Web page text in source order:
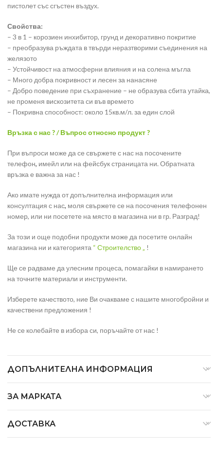
пистолет със сгъстен въздух.
Свойства:
– 3 в 1 – корозиен инхибитор, грунд и декоративно покритие
– преобразува ръждата в твърди неразтворими съединения на
желязото
– Устойчивост на атмосферни влияния и на солена мъгла
– Много добра покривност и лесен за нанасяне
– Добро поведение при съхранение – не образува сбита утайка,
не променя вискозитета си във времето
– Покривна способност: около 15кв.м/л. за един слой
Връзка с нас ? / Въпрос относно продукт ?
При въпроси може да се свържете с нас на посочените
телефон, имейл или на фейсбук страницата ни. Обратната
връзка е важна за нас !
Ако имате нужда от допълнителна информация или
консултация с нас, моля свържете се на посочения телефонен
номер, или ни посетете на място в магазина ни в гр. Разград!
За този и още подобни продукти може да посетите онлайн
магазина ни и категорията “ Строителство „ !
Ще се радваме да улесним процеса, помагайки в намирането
на точните материали и инструменти.
Изберете качеството, ние Ви очакваме с нашите многобройни и
качествени предложения !
Не се колебайте в избора си, поръчайте от нас !
ДОПЪЛНИТЕЛНА ИНФОРМАЦИЯ
ЗА МАРКАТА
ДОСТАВКА